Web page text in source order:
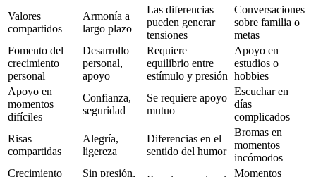
Valores
compartidos
Armonía a
largo plazo
Las diferencias
pueden generar
tensiones
Conversaciones
sobre familia o
metas
Fomento del
crecimiento
personal
Desarrollo
personal,
apoyo
Requiere
equilibrio entre
estímulo y presión
Apoyo en
estudios o
hobbies
Apoyo en
momentos
difíciles
Confianza,
seguridad
Se requiere apoyo
mutuo
Escuchar en
días
complicados
Risas
compartidas
Alegría,
ligereza
Diferencias en el
sentido del humor
Bromas en
momentos
incómodos
Crecimiento
Sin presión, Momentos